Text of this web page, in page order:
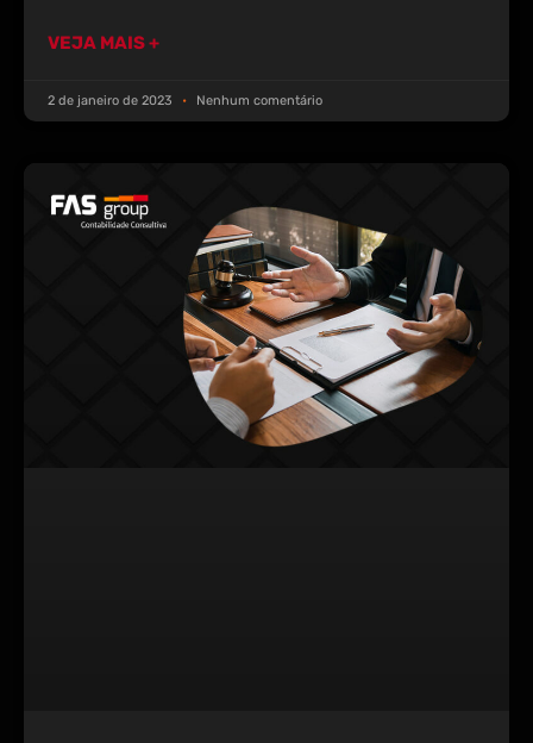
VEJA MAIS +
2 de janeiro de 2023 Nenhum comentário